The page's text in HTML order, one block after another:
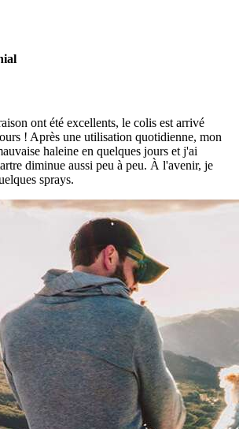
ont été excellents, le colis est arrivé
! Après une utilisation quotidienne, mon
haleine en quelques jours et j'ai
diminue aussi peu à peu. À l'avenir, je
sprays.